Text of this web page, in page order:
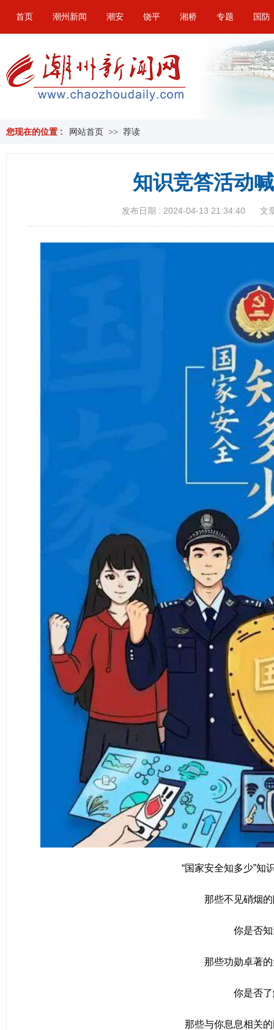
首页 潮州新闻 潮安 饶平 湘桥 专题 国防
您现在的位置 : 网站首页 >> 荐读
知识竞答活动
发布日期 : 2024-04-13 21:34:40 文
“国家安全知多少”知
那些不见硝烟
你是否
那些功勋卓著
你是否
那些与你息息相关